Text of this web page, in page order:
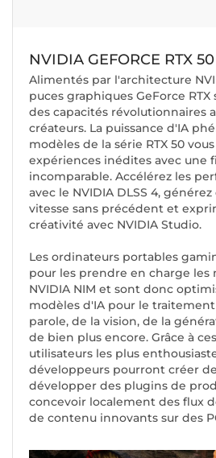
NVIDIA GEFORCE RTX 50
Alimentés par l'architecture
puces graphiques GeForce
des capacités révolutionnaires
créateurs. La puissance d'IA
modèles de la série RTX 50
expériences inédites avec une
incomparable. Accélérez les
avec le NVIDIA DLSS 4,
vitesse sans précédent et
créativité avec NVIDIA Studio.
Les ordinateurs portables
pour les prendre en charge les
NVIDIA NIM et sont donc
modèles d'IA pour le
parole, de la vision, de la
de bien plus encore. Grâce à
utilisateurs les plus
développeurs pourront créer
développer des plugins de
concevoir localement des flux
de contenu innovants sur des